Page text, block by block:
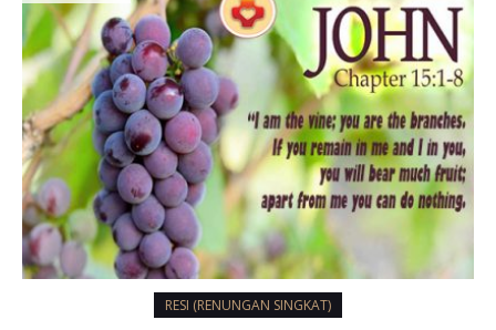
RESI (RENUNGAN SINGKAT)